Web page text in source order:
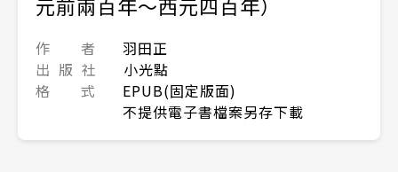
作 者
羽田正
出 版 社
小光點
格 式
EPUB(固定版面)
不提供電子書檔案另存下載